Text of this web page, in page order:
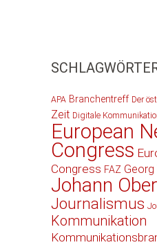
APA Branchentreff Der
Zeit Digitale
European
Congress
Congress FAZ Georg
Johann
Journalismus
Kommunikation